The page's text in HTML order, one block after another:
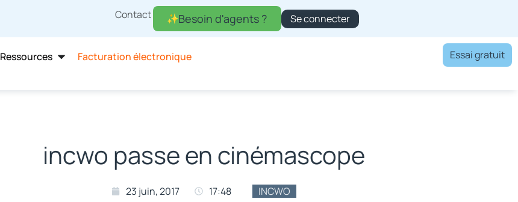
Contact Se connecter
Besoin d'agents ?
Ressources Facturation électronique Essai gratuit
incwo passe en cinémascope
23 juin, 2017 17:48 INCWO